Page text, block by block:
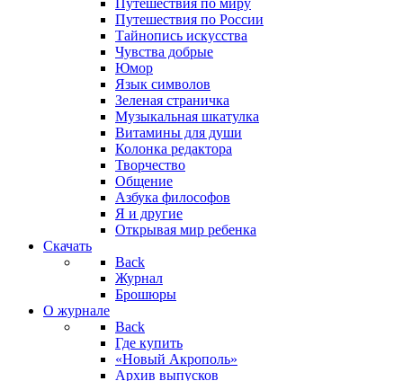
Путешествия по миру
Путешествия по России
Тайнопись искусства
Чувства добрые
Юмор
Язык символов
Зеленая страничка
Музыкальная шкатулка
Витамины для души
Колонка редактора
Творчество
Общение
Азбука философов
Я и другие
Открывая мир ребенка
Скачать
Back
Журнал
Брошюры
О журнале
Back
Где купить
«Новый Акрополь»
Архив выпусков